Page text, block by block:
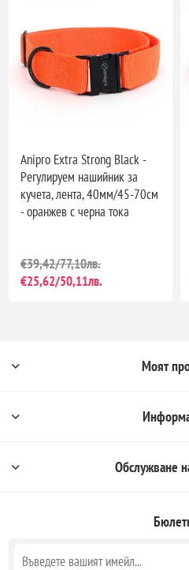
Anipro Extra Strong Black -
Регулируем нашийник за
кучета, лента, 40мм/45-70см
- оранжев с черна тока
€39,42/77,10лв.
€25,62/50,11лв.
Моят
Обслужване